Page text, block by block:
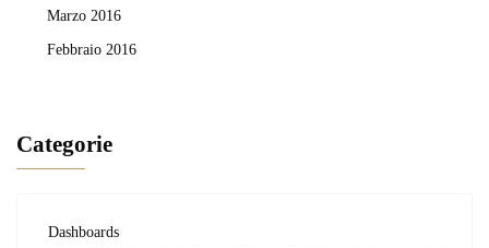
Marzo 2016
Febbraio 2016
Categorie
Dashboards